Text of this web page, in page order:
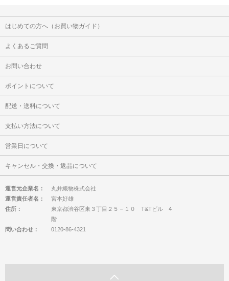
はじめての方へ（お買い物ガイド）
よくあるご質問
お問い合わせ
ポイントについて
配送・送料について
支払い方法について
営業日について
キャンセル・交換・返品について
運営元企業名：
丸井織物株式会社
運営責任者名：
宮本好雄
住所：
東京都渋谷区東３丁目２５－１０ T&Tビル 4
階
問い合わせ：
0120-86-4321